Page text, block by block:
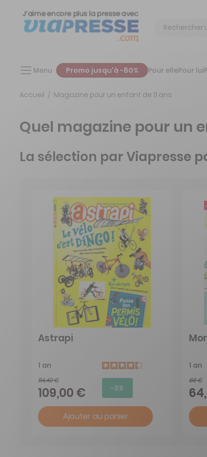
Chercher
Menu Promo jusqu'à -80% Pour ellePour lui
Accueil Magazine pour un enfant de 11 ans
Quel magazine pour un
La sélection par Viapresse
Astrapi
1 an
114,40 €
109,00 € -5%
Ajouter au panier
1 an
66 €